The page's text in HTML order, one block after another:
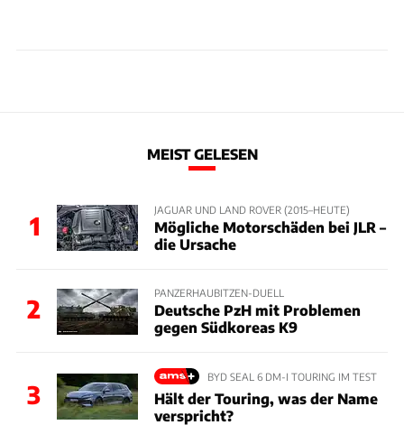
MEIST GELESEN
1
JAGUAR UND LAND ROVER (2015–HEUTE)
Mögliche Motorschäden bei JLR –
die Ursache
2
PANZERHAUBITZEN-DUELL
Deutsche PzH mit Problemen
gegen Südkoreas K9
3
BYD SEAL 6 DM-I TOURING IM TEST
Hält der Touring, was der Name
verspricht?